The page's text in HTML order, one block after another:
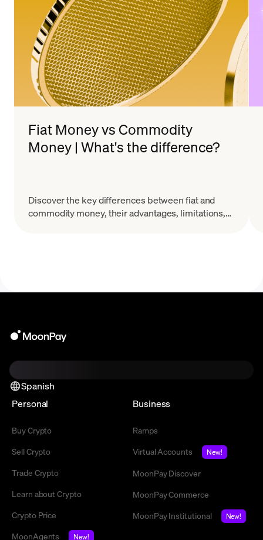
Fiat Money vs Commodity
Money | What's the difference?
Discover the key differences between fiat and
commodity money, their advantages, limitations,
Spanish
Personal
Buy Crypto
Sell Crypto
Trade Crypto
Learn about Crypto
Crypto Price
MoonAgents
New!
Business
Ramps
Virtual Accounts
New!
MoonPay Discover
MoonPay Commerce
MoonPay Institutional
New!